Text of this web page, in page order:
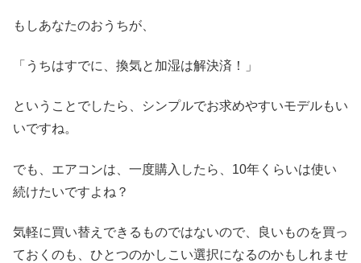
もしあなたのおうちが、
「うちはすでに、換気と加湿は解決済！」
ということでしたら、シンプルでお求めやすいモデルもい
いですね。
でも、エアコンは、一度購入したら、10年くらいは使い
続けたいですよね？
気軽に買い替えできるものではないので、良いものを買っ
ておくのも、ひとつのかしこい選択になるのかもしれませ